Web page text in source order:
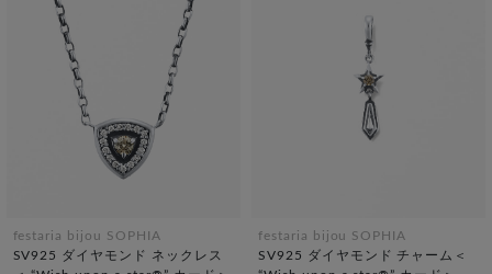
festaria bijou SOPHIA
SV925 ダイヤモンド ネックレス
festaria bijou SOPHIA
SV925 ダイヤモンド チャーム＜